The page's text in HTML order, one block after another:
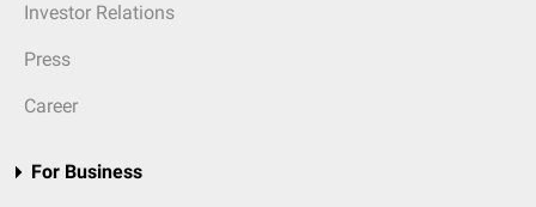
Investor Relations
Press
Career
For Business